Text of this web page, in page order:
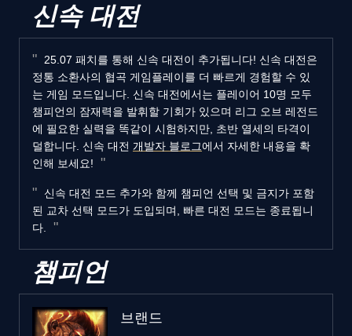
신속 대전
25.07 패치를 통해 신속 대전이 추가됩니다! 신속 대전은
정통 소환사의 협곡 게임플레이를 더 빠르게 경험할 수 있
는 게임 모드입니다. 신속 대전에서는 플레이어 10명 모두
챔피언의 잠재력을 발휘할 기회가 있으며 리그 오브 레전드
에 필요한 실력을 똑같이 시험하지만, 초반 열세의 타격이
덜합니다. 신속 대전 개발자 블로그에서 자세한 내용을 확
인해 보세요!
신속 대전 모드 추가와 함께 챔피언 선택 및 금지가 포함
된 교차 선택 모드가 도입되며, 빠른 대전 모드는 종료됩니
다.
챔피언
브랜드